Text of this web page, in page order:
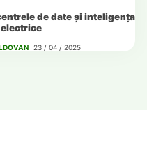
de date și inteligența
23 / 04 / 2025